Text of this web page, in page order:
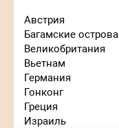
Австрия
Багамские острова
Великобритания
Вьетнам
Германия
Гонконг
Греция
Израиль